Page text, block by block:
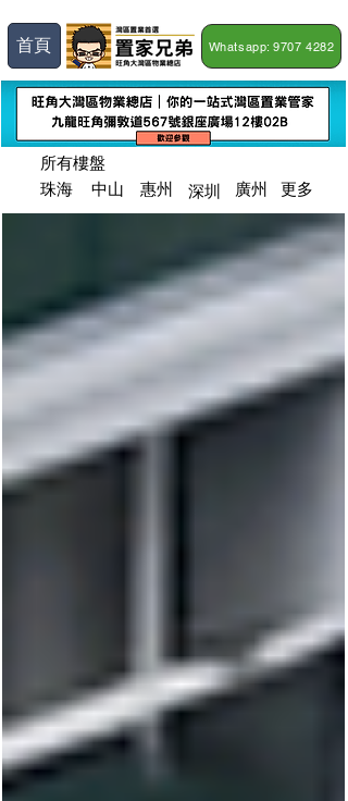
首頁 Whatsapp: 9707 4282
所有樓盤
​珠海
​中山 ​惠州 深圳 廣州 更多